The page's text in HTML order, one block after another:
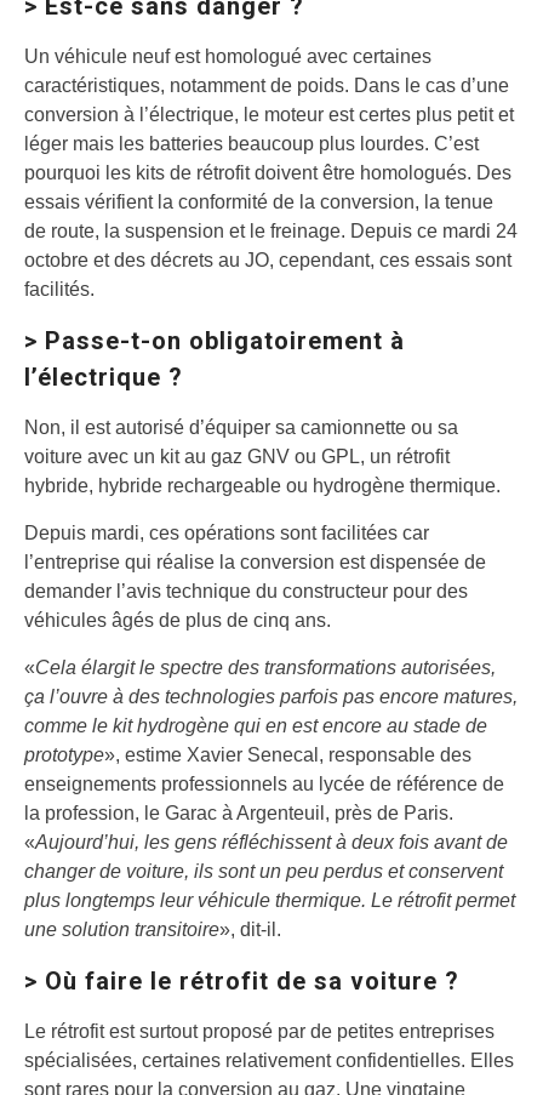
> Est-ce sans danger ?
Un véhicule neuf est homologué avec certaines
caractéristiques, notamment de poids. Dans le cas d’une
conversion à l’électrique, le moteur est certes plus petit et
léger mais les batteries beaucoup plus lourdes. C’est
pourquoi les kits de rétrofit doivent être homologués. Des
essais vérifient la conformité de la conversion, la tenue
de route, la suspension et le freinage. Depuis ce mardi 24
octobre et des décrets au JO, cependant, ces essais sont
facilités.
> Passe-t-on obligatoirement à
l’électrique ?
Non, il est autorisé d’équiper sa camionnette ou sa
voiture avec un kit au gaz GNV ou GPL, un rétrofit
hybride, hybride rechargeable ou hydrogène thermique.
Depuis mardi, ces opérations sont facilitées car
l’entreprise qui réalise la conversion est dispensée de
demander l’avis technique du constructeur pour des
véhicules âgés de plus de cinq ans.
«Cela élargit le spectre des transformations autorisées,
ça l’ouvre à des technologies parfois pas encore matures,
comme le kit hydrogène qui en est encore au stade de
prototype», estime Xavier Senecal, responsable des
enseignements professionnels au lycée de référence de
la profession, le Garac à Argenteuil, près de Paris.
«Aujourd’hui, les gens réfléchissent à deux fois avant de
changer de voiture, ils sont un peu perdus et conservent
plus longtemps leur véhicule thermique. Le rétrofit permet
une solution transitoire», dit-il.
> Où faire le rétrofit de sa voiture ?
Le rétrofit est surtout proposé par de petites entreprises
spécialisées, certaines relativement confidentielles. Elles
sont rares pour la conversion au gaz. Une vingtaine